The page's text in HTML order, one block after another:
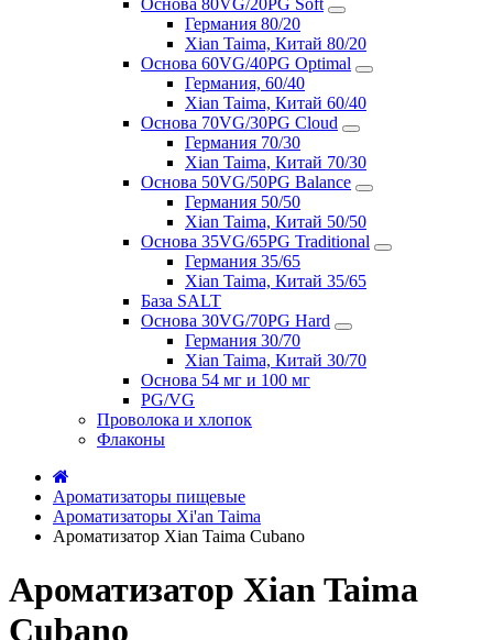
Основа 80VG/20PG Soft
Германия 80/20
Xian Taima, Китай 80/20
Основа 60VG/40PG Optimal
Германия, 60/40
Xian Taima, Китай 60/40
Основа 70VG/30PG Cloud
Германия 70/30
Xian Taima, Китай 70/30
Основа 50VG/50PG Balance
Германия 50/50
Xian Taima, Китай 50/50
Основа 35VG/65PG Traditional
Германия 35/65
Xian Taima, Китай 35/65
База SALT
Основа 30VG/70PG Hard
Германия 30/70
Xian Taima, Китай 30/70
Основа 54 мг и 100 мг
PG/VG
Проволока и хлопок
Флаконы
Ароматизаторы пищевые
Ароматизаторы Xi'an Taima
Ароматизатор Xian Taima Cubano
Ароматизатор Xian Taima
Cubano